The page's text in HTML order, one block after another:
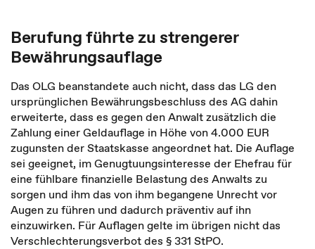
Berufung führte zu strengerer
Bewährungsauflage
Das OLG beanstandete auch nicht, dass das LG den
ursprünglichen Bewährungsbeschluss des AG dahin
erweiterte, dass es gegen den Anwalt zusätzlich die
Zahlung einer Geldauflage in Höhe von 4.000 EUR
zugunsten der Staatskasse angeordnet hat. Die Auflage
sei geeignet, im Genugtuungsinteresse der Ehefrau für
eine fühlbare finanzielle Belastung des Anwalts zu
sorgen und ihm das von ihm begangene Unrecht vor
Augen zu führen und dadurch präventiv auf ihn
einzuwirken. Für Auflagen gelte im übrigen nicht das
Verschlechterungsverbot des § 331 StPO.